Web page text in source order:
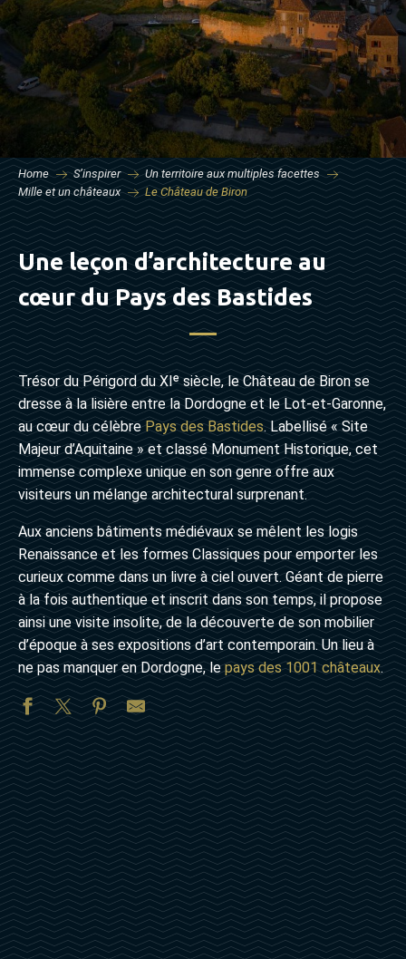
Home S’inspirer
Un territoire aux multiples facettes
Mille et un châteaux
Le Château de Biron
Une leçon d’architecture au
cœur du Pays des Bastides
Trésor du Périgord du XIᵉ siècle, le Château de Biron se
dresse à la lisière entre la Dordogne et le Lot-et-Garonne,
au cœur du célèbrePays des Bastides. Labellisé « Site
Majeur d’Aquitaine » et classé Monument Historique, cet
immense complexe unique en son genre offre aux
visiteurs un mélange architectural surprenant.
Aux anciens bâtiments médiévaux se mêlent les logis
Renaissance et les formes Classiques pour emporter les
curieux comme dans un livre à ciel ouvert. Géant de pierre
à la fois authentique et inscrit dans son temps, il propose
ainsi une visite insolite, de la découverte de son mobilier
d’époque à ses expositions d’art contemporain. Un lieu à
ne pas manquer en Dordogne, lepays des 1001 châteaux.